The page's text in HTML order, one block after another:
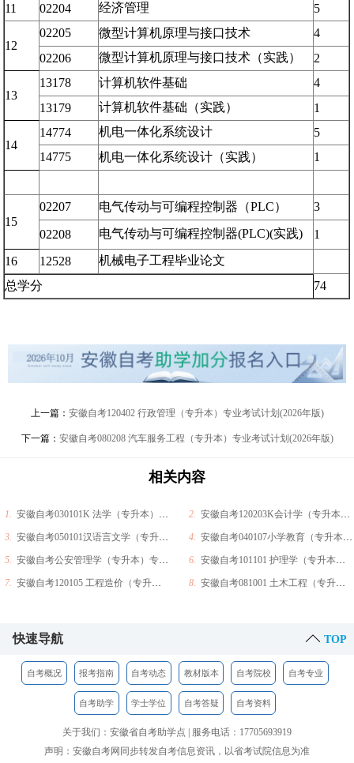
11
02204 经济管理 5
12
02205 微型计算机原理与接口技术
4
02206
微型计算机原理与接口技术（实践） 2
13
13178 计算机软件基础
4
13179
计算机软件基础（实践） 1
14
14774 机电一体化系统设计
5
14775
机电一体化系统设计（实践） 1
15
02207 电气传动与可编程控制器（PLC） 3
02208 电气传动与可编程控制器(PLC)(实践)
1
16
12528
机械电子工程毕业论文
总学分
74
上一篇： 安徽自考120402 行政管理（专升本）专业考试计划(2026年版)
下一篇： 安徽自考080208 汽车服务工程（专升本）专业考试计划(2026年版)
相关内容
1. 安徽自考030101K 法学（专升本）专业考试计划(2026年版) 2. 安徽自考120203K会计学（专升本）专业考试计划(2026年版)
3. 安徽自考050101汉语言文学（专升本）专业考试计划(2026年版) 4. 安徽自考040107小学教育（专升本）专业考试计划(2026年版)
5. 安徽自考公安管理学（专升本）专业考试计划(2026年版) 6. 安徽自考101101 护理学（专升本）专业考试计划(2026年版)
7. 安徽自考120105 工程造价（专升本）专业考试计划(2026年版) 8. 安徽自考081001 土木工程（专升本）专业考试计划(2026年版)
快速导航 TOP
自考概况 报考指南 自考动态 教材版本 自考院校 自考专业
自考助学 学士学位 自考答疑 自考资料
关于我们：安徽省自考助学点 | 服务电话：17705693919
声明：安徽自考网同步转发自考信息资讯，以省考试院信息为准